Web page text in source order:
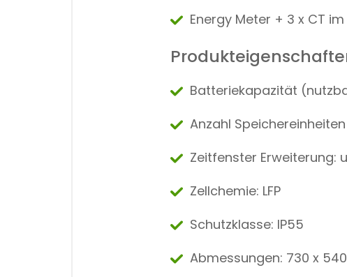
Energy Meter + 3 x CT
Batteriekapazität
Anzahl
Zeitfenster Erweiterung:
Zellchemie: LFP
Schutzklasse: IP55
Abmessungen: 730 x